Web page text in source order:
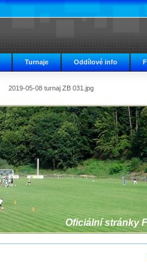
Turnaje Oddílové info
2019-05-08 turnaj ZB 031.jpg
Oficiální stránky